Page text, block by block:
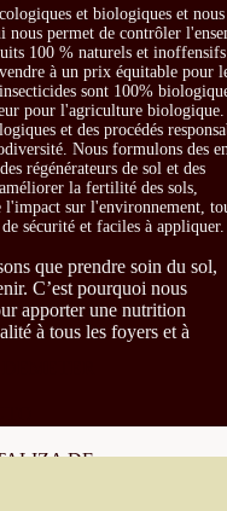
Y
DE
et biologiques et nous
nous permet de contrôler
100 % naturels et
à un prix équitable pour
sont 100%
pour l'agriculture biologique.
et des procédés
Nous formulons des
régénérateurs de sol et des
la fertilité des sols,
sur l'environnement,
sécurité et faciles à appliquer.
que prendre soin du sol,
C’est pourquoi nous
apporter une nutrition
à tous les foyers et à